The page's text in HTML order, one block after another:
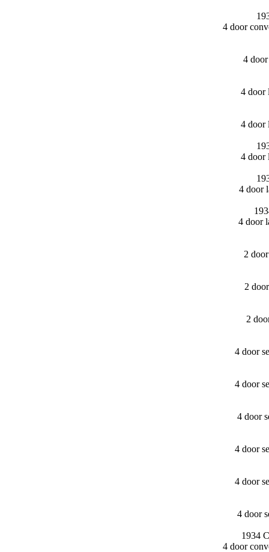
4 door
4
4 door
4 door
4 door
4 door
4 door
2
2
2
4 door
4 door
4 door
4 door
4 door
4 door
1934
4 door